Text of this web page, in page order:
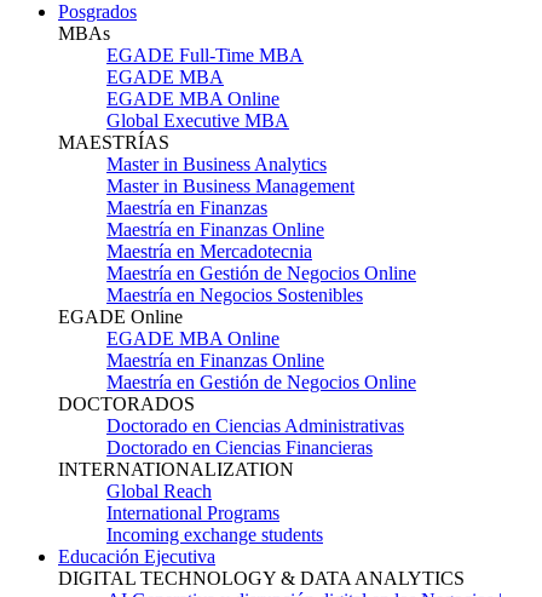
Posgrados
MBAs
EGADE Full-Time MBA
EGADE MBA
EGADE MBA Online
Global Executive MBA
MAESTRÍAS
Master in Business Analytics
Master in Business Management
Maestría en Finanzas
Maestría en Finanzas Online
Maestría en Mercadotecnia
Maestría en Gestión de Negocios Online
Maestría en Negocios Sostenibles
EGADE Online
EGADE MBA Online
Maestría en Finanzas Online
Maestría en Gestión de Negocios Online
DOCTORADOS
Doctorado en Ciencias Administrativas
Doctorado en Ciencias Financieras
INTERNATIONALIZATION
Global Reach
International Programs
Incoming exchange students
Educación Ejecutiva
DIGITAL TECHNOLOGY & DATA ANALYTICS